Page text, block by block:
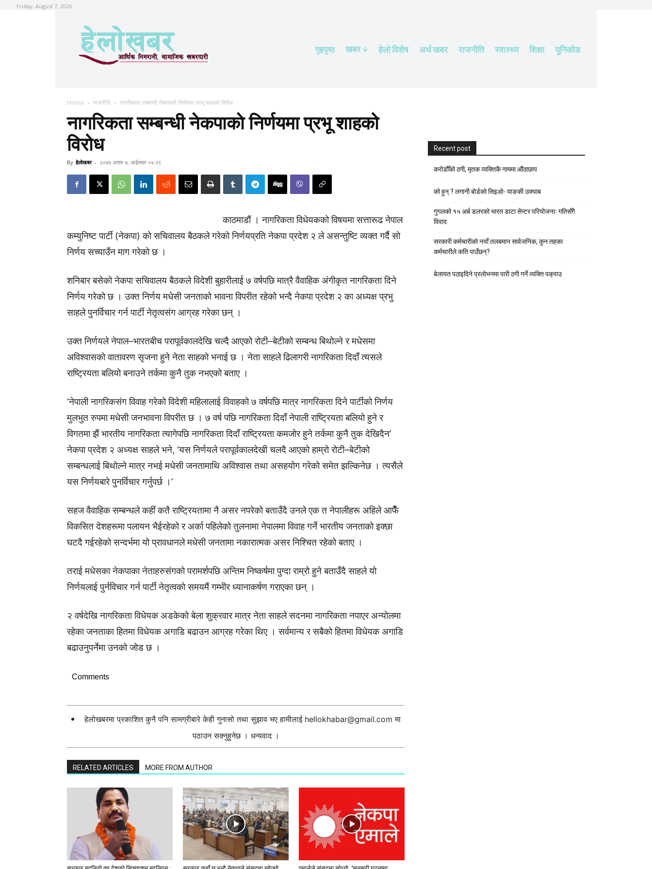
Friday, August 7, 2026
गृहपृष्ठ खबर हेलाे विशेष अर्थ खबर राजनीति स्वास्थ्य शिक्षा युनिकोड
Home राजनीति नागरिकता सम्बन्धी नेकपाकाे निर्णयमा प्रभू शाहको विरोध
नागरिकता सम्बन्धी नेकपाकाे निर्णयमा प्रभू शाहको
विरोध
By हेलाेखबर - २०७७ असार ७, आईतवार ०४:२९
काठमाडौं । नागरिकता विधेयकको विषयमा सत्तारूढ नेपाल
कम्युनिष्ट पार्टी (नेकपा) को सचिवालय बैठकले गरेको निर्णयप्रति नेकपा प्रदेश २ ले असन्तुष्टि व्यक्त गर्दै सो
निर्णय सच्याउँन माग गरेको छ ।
शनिबार बसेको नेकपा सचिवालय बैठकले विदेशी बुहारीलाई ७ वर्षपछि मात्रै वैवाहिक अंगीकृत नागरिकता दिने
निर्णय गरेको छ । उक्त निर्णय मधेसी जनताको भावना विपरीत रहेको भन्दै नेकपा प्रदेश २ का अध्यक्ष प्रभु
साहले पुनर्विचार गर्न पार्टी नेतृत्वसंग आग्रह गरेका छन् ।
उक्त निर्णयले नेपाल–भारतबीच परापूर्वकालदेखि चल्दै आएको रोटी–बेटीको सम्बन्ध बिथोल्ने र मधेसमा
अविश्वासको वातावरण सृजना हुने नेता साहको भनाई छ । नेता साहले ढिलागरी नागरिकता दिदाँ त्यसले
राष्ट्रियता बलियो बनाउने तर्कमा कुनै तुक नभएको बताए ।
‘नेपाली नागरिकसंग विवाह गरेको विदेशी महिलालाई विवाहको ७ वर्षपछि मात्र नागरिकता दिने पार्टीको निर्णय
मुलभुत रुपमा मधेसी जनभावना विपरीत छ । ७ वर्ष पछि नागरिकता दिदाँ नेपाली राष्ट्रियता बलियो हुने र
विगतमा झैं भारतीय नागरिकता त्यागेपछि नागरिकता दिदाँ राष्ट्रियता कमजोर हुने तर्कमा कुनै तुक देखिदैन’
नेकपा प्रदेश २ अध्यक्ष साहले भने, ‘यस निर्णयले परापूर्वकालदेखी चलदै आएको हाम्रो रोटी–बेटीको
सम्बन्धलाई बिथोल्ने मात्र नभई मधेसी जनतामाथि अविश्वास तथा असहयोग गरेको समेत झल्किनेछ । त्यसैले
यस निर्णयबारे पुनर्विचार गर्नुपर्छ ।’
सहज वैवाहिक सम्बन्धले कहीं कतै राष्ट्रियतामा नै असर नपरेको बताउँदै उनले एक त नेपालीहरू अहिले आफैँ
विकसित देशहरूमा पलायन भैईरहेको र अर्का पहिलेको तुलनामा नेपालमा विवाह गर्ने भारतीय जनताको इक्छा
घटदै गईरहेको सन्दर्भमा यो प्रावधानले मधेसी जनतामा नकारात्मक असर निश्चित रहेको बताए ।
तराई मधेसका नेकपाका नेताहरुसंगको परामर्शपछि अन्तिम निष्कर्षमा पुग्दा राम्रो हुने बताउँदै साहले यो
निर्णयलाई पुर्नविचार गर्न पार्टी नेतृत्वको समयमैं गम्भीर ध्यानाकर्षण गराएका छन् ।
२ वर्षदेखि नागरिकता विधेयक अडकेको बेला शुक्रवार मात्र नेता साहले सदनमा नागरिकता नपाएर अन्योलमा
रहेका जनताका हितमा विधेयक अगाडि बढाउन आग्रह गरेका थिए । सर्वमान्य र सबैको हितमा विधेयक अगाडि
बढाउनुपर्नेमा उनको जोड छ ।
Comments
हेलोखबरमा प्रकाशित कुनै पनि सामग्रीबारे केही गुनासो तथा सुझाव भए हामीलाई hellokhabar@gmail.com मा
पठाउन सक्नुहुनेछ । धन्यवाद ।
RELATED ARTICLES MORE FROM AUTHOR
Recent post
करोडौँको ठगी, मृतक व्यक्तिकै नाममा औंठाछाप
को हुन् ? लगानी बोर्डको सिइओ- याङकी उक्याब
गुगलको १५ अर्ब डलरको भारत डाटा सेन्टर परियोजनाः गतिसँगै
विवाद
सरकारी कर्मचारीकाे नयाँ तलबमान सार्वजनिक, कुन तहका
कर्मचारीले कति पाउँछन्?
बेलायत पठाइदिने प्रलाेभनमा पारी ठगी गर्ने व्यक्ति पक्राउ